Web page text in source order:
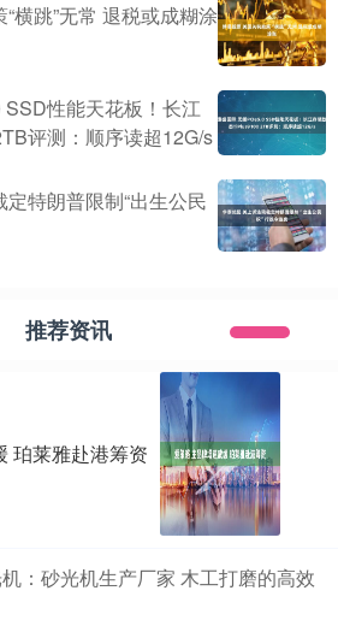
横跳”无常 退税或成糊涂
性能天花板！长江
评测：顺序读超12G/s
特朗普限制“出生公民
推荐资讯
珀莱雅赴港筹资
：砂光机生产厂家 木工打磨的高效